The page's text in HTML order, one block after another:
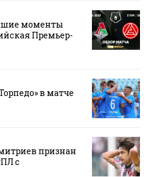
моменты
Премьер-
в матче
признан
с